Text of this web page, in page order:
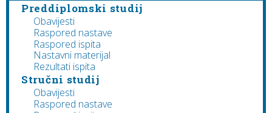
Preddiplomski studij
Obavijesti
Raspored nastave
Raspored ispita
Nastavni materijal
Rezultati ispita
Stručni studij
Obavijesti
Raspored nastave